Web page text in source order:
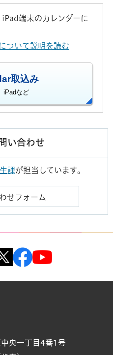
端末のカレンダーに
ついて説明を読む
取込み
iPadなど
い合わせ
課が担当しています。
央一丁目4番1号